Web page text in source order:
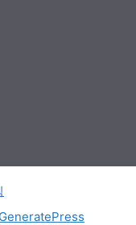
GeneratePress